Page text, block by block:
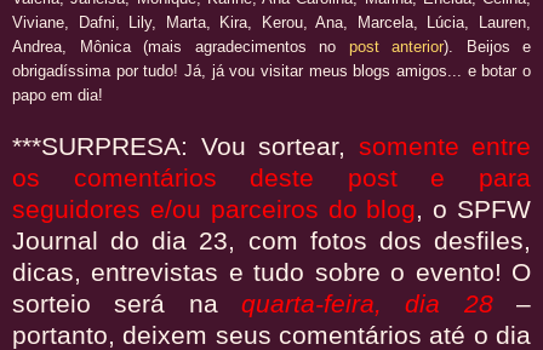
Viviane, Dafni, Lily, Marta, Kira, Kerou, Ana, Marcela, Lúcia, Lauren,
Andrea, Mônica (mais agradecimentos no post anterior). Beijos e
obrigadíssima por tudo! Já, já vou visitar meus blogs amigos... e botar o
papo em dia!
***SURPRESA: Vou sortear, somente entre
os comentários deste post e para
seguidores e/ou parceiros do blog, o SPFW
Journal do dia 23, com fotos dos desfiles,
dicas, entrevistas e tudo sobre o evento! O
sorteio será na quarta-feira, dia 28–
portanto, deixem seus comentários até o dia